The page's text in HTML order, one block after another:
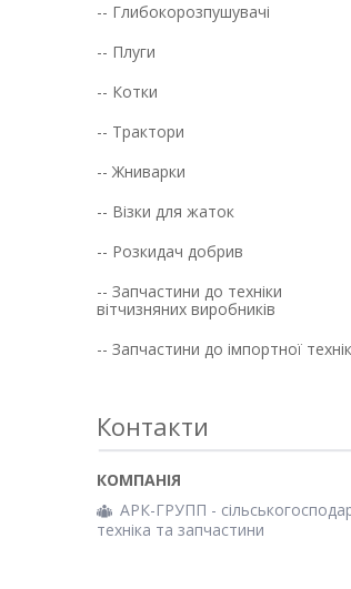
-- Глибокорозпушувачі
-- Плуги
-- Котки
-- Трактори
-- Жниварки
-- Візки для жаток
-- Розкидач добрив
-- Запчастини до техніки
вітчизняних виробників
-- Запчастини до імпортної
Контакти
АРК-ГРУПП -
техніка та запчастини